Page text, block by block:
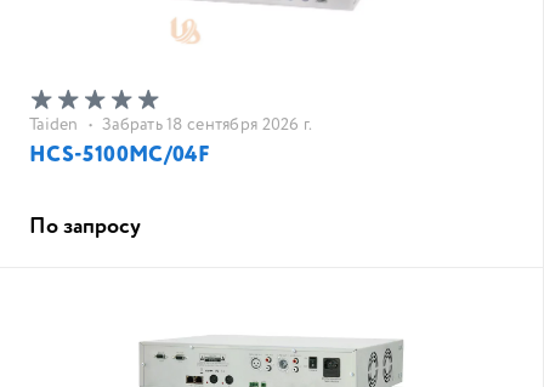
Taiden • Забрать 18 сентября 2026 г.
HCS-5100MC/04F
По запросу